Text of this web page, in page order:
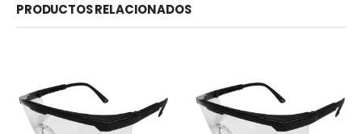
PRODUCTOS RELACIONADOS